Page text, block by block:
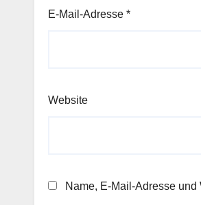
E-Mail-Adresse *
Website
Name, E-Mail-Adresse